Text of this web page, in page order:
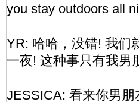
you stay outdoors all
YR: 哈哈，没错! 我们
一夜! 这种事只有我
JESSICA: 看来你男朋